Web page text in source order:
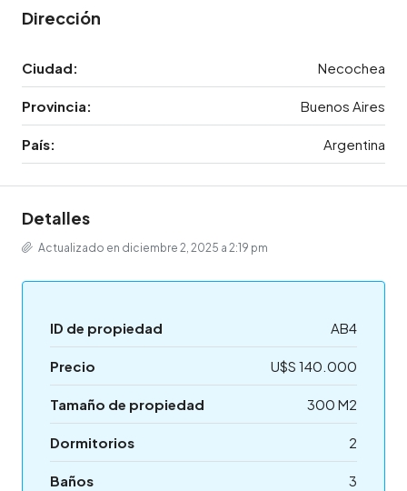
Dirección
Ciudad: Necochea
Provincia: Buenos Aires
País: Argentina
Detalles
Actualizado en diciembre 2, 2025 a 2:19 pm
ID de propiedad AB4
Precio U$S 140.000
Tamaño de propiedad 300 M2
Dormitorios 2
Baños 3